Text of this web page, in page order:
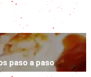
diferente y re
paso a paso